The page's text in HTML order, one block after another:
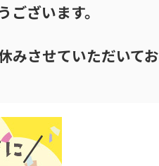
ざいます。
みさせていただいてお